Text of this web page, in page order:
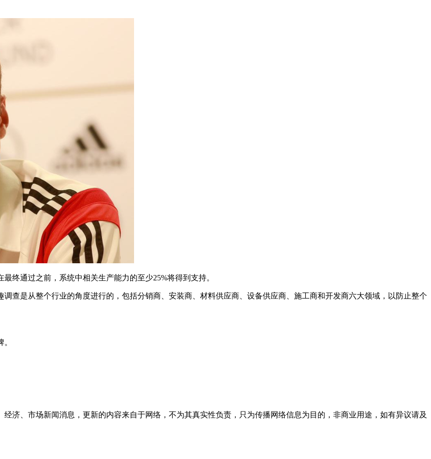
终通过之前，系统中相关生产能力的至少25%将得到支持。
查是从整个行业的角度进行的，包括分销商、安装商、材料供应商、设备供应商、施工商和开发商六大领域，以防止整个
济、市场新闻消息，更新的内容来自于网络，不为其真实性负责，只为传播网络信息为目的，非商业用途，如有异议请及